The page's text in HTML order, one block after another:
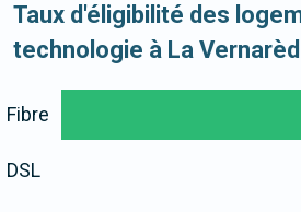
Taux d'éligibilité des
technologie à La
Fibre
DSL